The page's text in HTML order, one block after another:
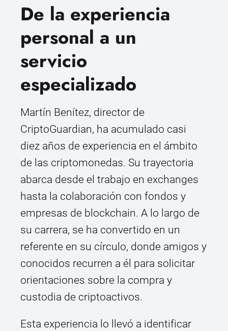
De la experiencia
personal a un
servicio
especializado
Martín Benítez, director de
CriptoGuardian, ha acumulado casi
diez años de experiencia en el ámbito
de las criptomonedas. Su trayectoria
abarca desde el trabajo en exchanges
hasta la colaboración con fondos y
empresas de blockchain. A lo largo de
su carrera, se ha convertido en un
referente en su círculo, donde amigos y
conocidos recurren a él para solicitar
orientaciones sobre la compra y
custodia de criptoactivos.
Esta experiencia lo llevó a identificar